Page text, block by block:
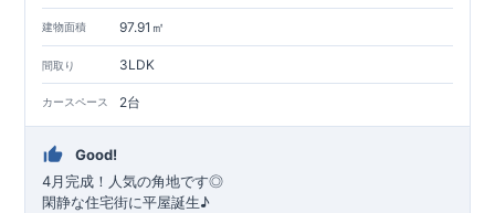
建物面積 97.91㎡
間取り 3LDK
カースペース 2台
Good!
4月完成！人気の角地です◎
閑静な住宅街に平屋誕生♪